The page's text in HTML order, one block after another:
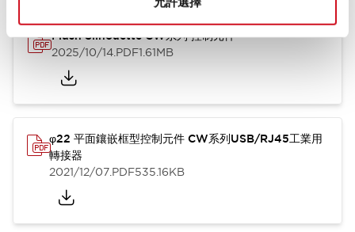
Flush Silhouette CW系列 控制元件
2025/10/14.PDF1.61MB
φ22 平面鑲嵌框型控制元件 CW系列USB/RJ45工業用
轉接器
2021/12/07.PDF535.16KB